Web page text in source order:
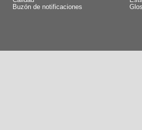
Buzón de notificaciones